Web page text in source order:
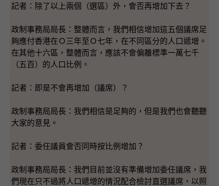
記者：除了以上兩個（選區）外，會否再增加下去？
政制事務局局長：整體而言，我們相信增加這五個議席足
夠應付香港在Ｏ三年至Ｏ七年，在不同區分的人口遞增。
在其他十六區，整體而言，應該不會偏離標準一萬七千
（五百）的人口比例。
記者：即是不會再增加（議席）？
政制事務局局長：我們相信是足夠的，但是我們也會聽聽
大家的意見。
記者：委任議員會否同時按比例增加？
政制事務局局長：我們目前並沒有準備增加委任議席，我
們現在只不過將人口遞增的情況配合檢討直選議席，以照